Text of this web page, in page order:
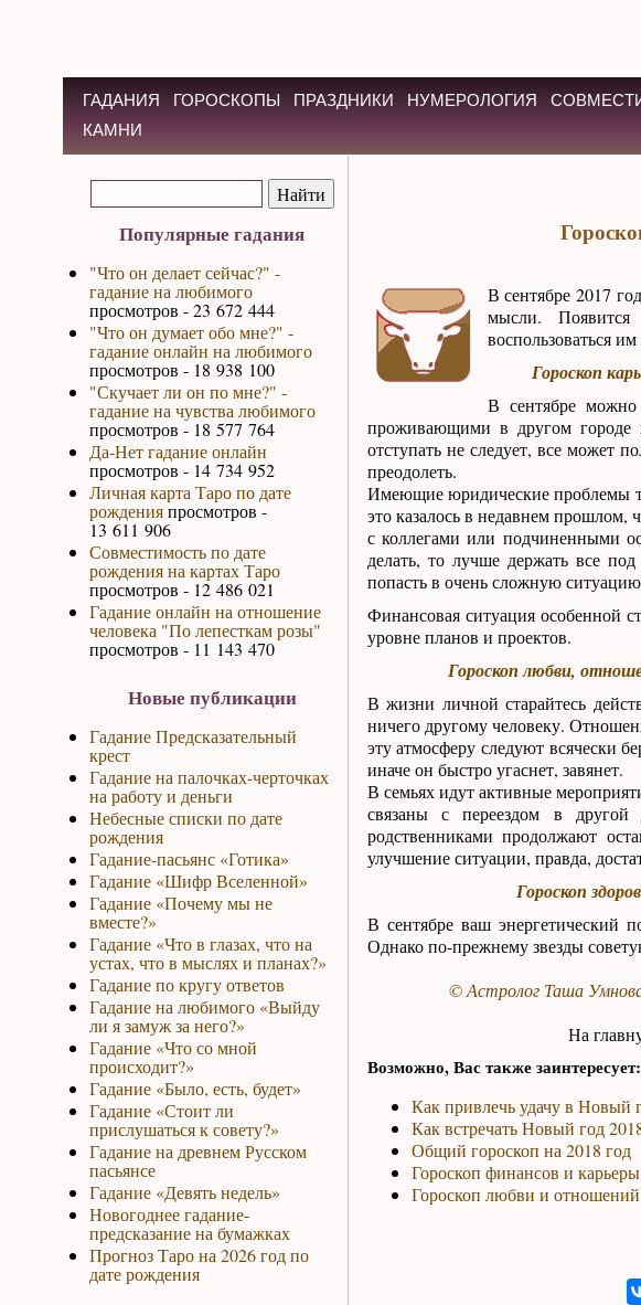
ГАДАНИЯ ГОРОСКОПЫ ПРАЗДНИКИ НУМЕРОЛОГИЯ
КАМНИ
Популярные гадания
"Что он делает сейчас?" -
гадание на любимого
просмотров - 23 672 444
"Что он думает обо мне?" -
гадание онлайн на любимого
просмотров - 18 938 100
"Скучает ли он по мне?" -
гадание на чувства любимого
просмотров - 18 577 764
Да-Нет гадание онлайн
просмотров - 14 734 952
Личная карта Таро по дате
рожденияпросмотров -
13 611 906
Совместимость по дате
рождения на картах Таро
просмотров - 12 486 021
Гадание онлайн на отношение
человека "По лепесткам розы"
просмотров - 11 143 470
Новые публикации
Гадание Предсказательный
крест
Гадание на палочках-черточках
на работу и деньги
Небесные списки по дате
рождения
Гадание-пасьянс «Готика»
Гадание «Шифр Вселенной»
Гадание «Почему мы не
вместе?»
Гадание «Что в глазах, что на
устах, что в мыслях и планах?»
Гадание по кругу ответов
Гадание на любимого «Выйду
ли я замуж за него?»
Гадание «Что со мной
происходит?»
Гадание «Было, есть, будет»
Гадание «Стоит ли
прислушаться к совету?»
Гадание на древнем Русском
пасьянсе
Гадание «Девять недель»
Новогоднее гадание-
предсказание на бумажках
Прогноз Таро на 2026 год по
дате рождения
В сентябре 2017
мысли.
воспользоваться
Гороскоп
В сентябре
проживающими в другом городе
отступать не следует, все может
преодолеть.
Имеющие юридические проблемы
это казалось в недавнем прошлом,
с коллегами или подчиненными
делать, то лучше держать все
попасть в очень сложную ситуацию
Финансовая ситуация особенной
уровне планов и проектов.
Гороскоп любви,
В жизни личной старайтесь
ничего другому человеку.
эту атмосферу следуют всячески
иначе он быстро угаснет, завянет.
В семьях идут активные
связаны с переездом в
родственниками продолжают
улучшение ситуации, правда,
Гороскоп
В сентябре ваш энергетический
Однако по-прежнему звезды
© Астролог Таша
На
Возможно, Вас также заинтересует:
Как привлечь удачу в Новый
Как встречать Новый год
Общий гороскоп на 2018 год
Гороскоп финансов и
Гороскоп любви и